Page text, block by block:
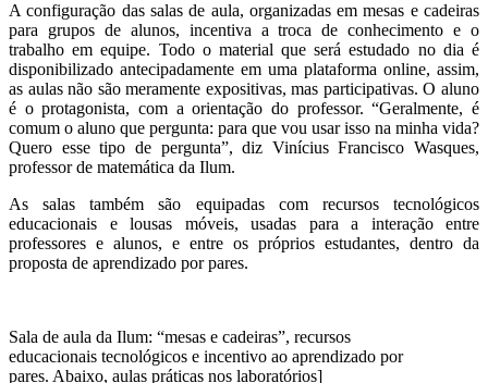
A configuração das salas de aula, organizadas em mesas e cadeiras
para grupos de alunos, incentiva a troca de conhecimento e o
trabalho em equipe. Todo o material que será estudado no dia é
disponibilizado antecipadamente em uma plataforma online, assim,
as aulas não são meramente expositivas, mas participativas. O aluno
é o protagonista, com a orientação do professor. “Geralmente, é
comum o aluno que pergunta: para que vou usar isso na minha vida?
Quero esse tipo de pergunta”, diz Vinícius Francisco Wasques,
professor de matemática da Ilum.
As salas também são equipadas com recursos tecnológicos
educacionais e lousas móveis, usadas para a interação entre
professores e alunos, e entre os próprios estudantes, dentro da
proposta de aprendizado por pares.
Sala de aula da Ilum: “mesas e cadeiras”, recursos
educacionais tecnológicos e incentivo ao aprendizado por
pares. Abaixo, aulas práticas nos laboratórios]